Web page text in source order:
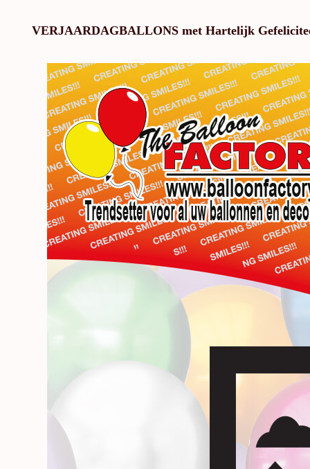
VERJAARDAGBALLONS met Hartelijk